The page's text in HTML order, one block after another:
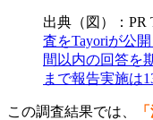
出典（図）：PR
査をTayoriが公
間以内の回答を
まで報告実施は
この調査結果では、